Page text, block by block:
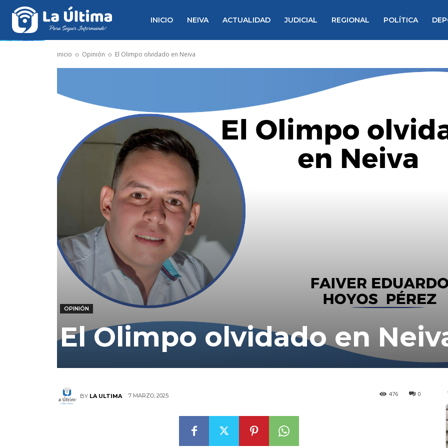
INICIO NEIVA ACTUALIDAD JUDICIAL REGIONAL POLÍTICA
inicio Opinión El Olimpo olvidado en Neiva
OPINIÓN
El Olimpo olvidado en
BY LA ULTIMA 7 MARZO, 2025 0
476